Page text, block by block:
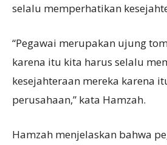
selalu memperhatikan
“Pegawai merupakan ujung
karena itu kita harus selalu
kesejahteraan mereka karena
perusahaan,” kata Hamzah.
Hamzah menjelaskan bahwa